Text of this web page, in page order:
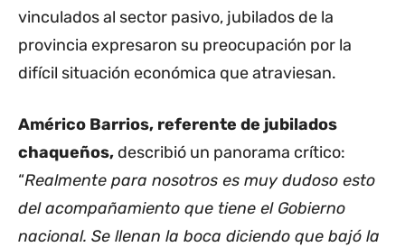
vinculados al sector pasivo, jubilados de la
provincia expresaron su preocupación por la
difícil situación económica que atraviesan.
Américo Barrios, referente de jubilados
chaqueños, describió un panorama crítico:
“Realmente para nosotros es muy dudoso esto
del acompañamiento que tiene el Gobierno
nacional. Se llenan la boca diciendo que bajó la